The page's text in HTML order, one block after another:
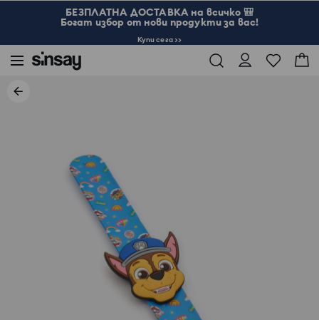
БЕЗПЛАТНА ДОСТАВКА на всичко 🎒
Богат избор от нови продукти за вас!
Купи сега >>